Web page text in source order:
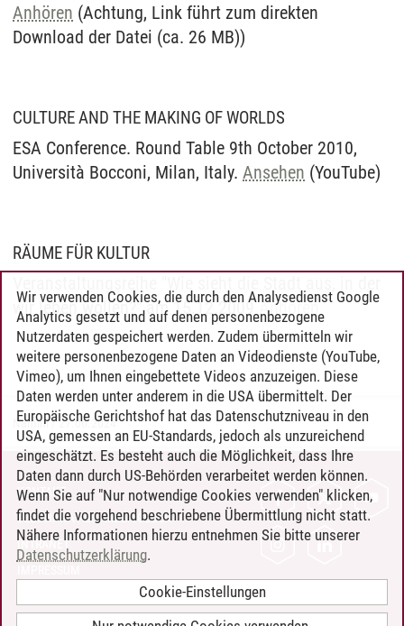
Anhören (Achtung, Link führt zum direkten
Download der Datei (ca. 26 MB))
CULTURE AND THE MAKING OF WORLDS
ESA Conference. Round Table 9th October 2010,
Università Bocconi, Milan, Italy. Ansehen (YouTube)
RÄUME FÜR KULTUR
wir leben wollen?" am 15.12.2009Anhören
Namini/27.06.2024
KONTAKT
LEUPHANA ALS ARBEITGEBER
INTRANET
BARRIEREFREIHEIT
Wir verwenden Cookies, die durch den Analysedienst Google
Analytics gesetzt und auf denen personenbezogene
Nutzerdaten gespeichert werden. Zudem übermitteln wir
weitere personenbezogene Daten an Videodienste (YouTube,
Vimeo), um Ihnen eingebettete Videos anzuzeigen. Diese
Daten werden unter anderem in die USA übermittelt. Der
Europäische Gerichtshof hat das Datenschutzniveau in den
USA, gemessen an EU-Standards, jedoch als unzureichend
eingeschätzt. Es besteht auch die Möglichkeit, dass Ihre
Daten dann durch US-Behörden verarbeitet werden können.
Wenn Sie auf "Nur notwendige Cookies verwenden" klicken,
findet die vorgehend beschriebene Übermittlung nicht statt.
Nähere Informationen hierzu entnehmen Sie bitte unserer
Datenschutzerklärung.
Cookie-Einstellungen